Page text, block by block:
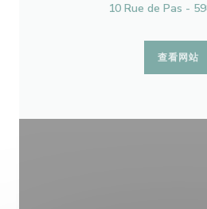
10 Rue de Pas -
查看网站